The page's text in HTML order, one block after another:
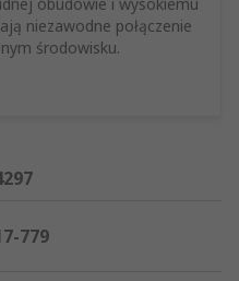
obudowie i wysokiemu
niezawodne połączenie
środowisku.
779